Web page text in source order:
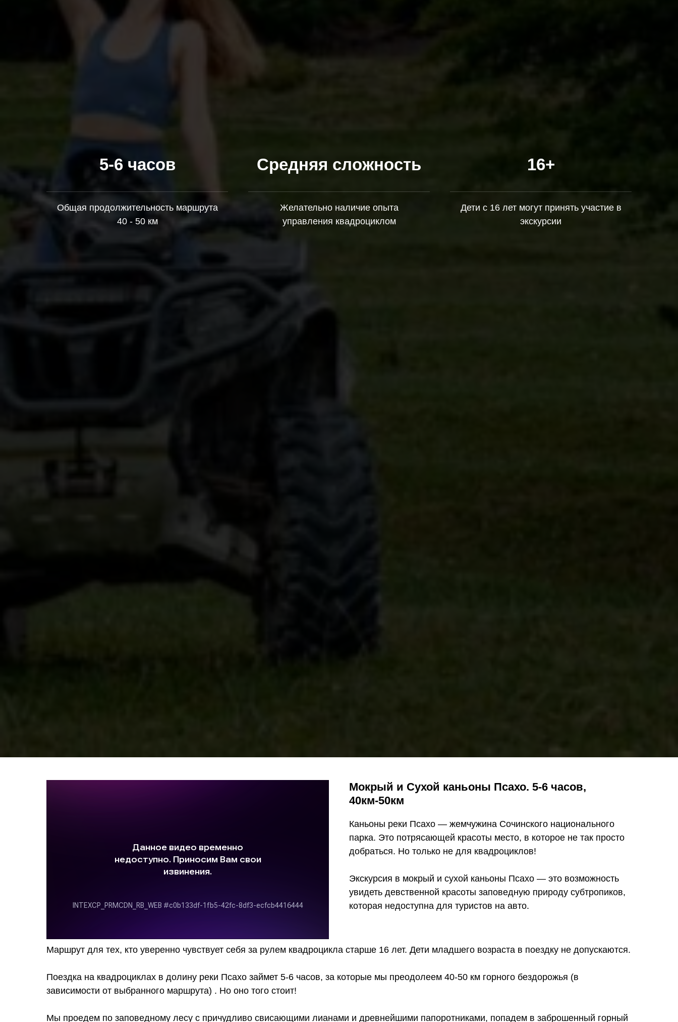
5-6 часов
Общая продолжительность маршрута
40 - 50 км
Средняя сложность
Желательно наличие опыта
управления квадроциклом
16+
Дети с 16 лет могут принять участие в
экскурсии
Мокрый и Сухой каньоны Псахо. 5-6 часов,
40км-50км
Каньоны реки Псахо — жемчужина Сочинского национального
парка. Это потрясающей красоты место, в которое не так просто
добраться. Но только не для квадроциклов!
Экскурсия в мокрый и сухой каньоны Псахо — это возможность
увидеть девственной красоты заповедную природу субтропиков,
которая недоступна для туристов на авто.
Маршрут для тех, кто уверенно чувствует себя за рулем квадроцикла старше 16 лет. Дети младшего возраста в поездку не допускаются.
Поездка на квадроциклах в долину реки Псахо займет 5-6 часов, за которые мы преодолеем 40-50 км горного бездорожья (в
зависимости от выбранного маршрута) . Но оно того стоит!
Мы проедем по заповедному лесу с причудливо свисающими лианами и древнейшими папоротниками, попадем в заброшенный горный